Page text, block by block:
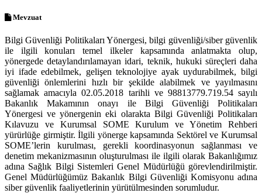
Mevzuat
Bilgi Güvenliği Politikaları Yönergesi, bilgi güvenliği/siber güvenlik
ile ilgili konuları temel ilkeler kapsamında anlatmakta olup,
yönergede detaylandırılamayan idari, teknik, hukuki süreçleri daha
iyi ifade edebilmek, gelişen teknolojiye ayak uydurabilmek, bilgi
güvenliği önlemlerini hızlı bir şekilde alabilmek ve yayılmasını
sağlamak amacıyla 02.05.2018 tarihli ve 98813779.719.54 sayılı
Bakanlık Makamının onayı ile Bilgi Güvenliği Politikaları
Yönergesi ve yönergenin eki olarakta Bilgi Güvenliği Politikaları
Kılavuzu ve Kurumsal SOME Kurulum ve Yönetim Rehberi
yürürlüğe girmiştir. İlgili yönerge kapsamında Sektörel ve Kurumsal
SOME’lerin kurulması, gerekli koordinasyonun sağlanması ve
denetim mekanizmasının oluşturulması ile ilgili olarak Bakanlığımız
adına Sağlık Bilgi Sistemleri Genel Müdürlüğü görevlendirilmiştir.
Genel Müdürlüğümüz Bakanlık Bilgi Güvenliği Komisyonu adına
siber güvenlik faaliyetlerinin yürütülmesinden sorumludur.